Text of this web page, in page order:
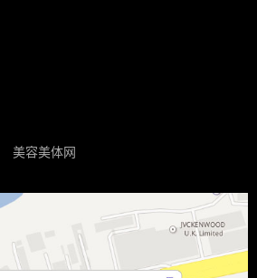
美容美体网